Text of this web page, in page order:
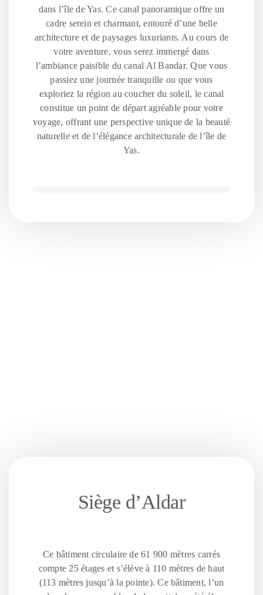
dans l’île de Yas. Ce canal panoramique offre un
cadre serein et charmant, entouré d’une belle
architecture et de paysages luxuriants. Au cours de
votre aventure, vous serez immergé dans
l’ambiance paisible du canal Al Bandar. Que vous
passiez une journée tranquille ou que vous
exploriez la région au coucher du soleil, le canal
constitue un point de départ agréable pour votre
voyage, offrant une perspective unique de la beauté
naturelle et de l’élégance architecturale de l’île de
Yas.
Siège d’Aldar
Ce bâtiment circulaire de 61 900 mètres carrés
compte 25 étages et s’élève à 110 mètres de haut
(113 mètres jusqu’à la pointe). Ce bâtiment, l’un